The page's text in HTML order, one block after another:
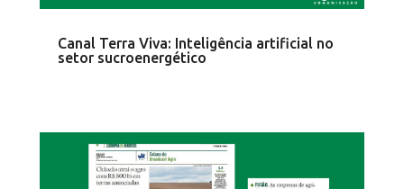
Canal Terra Viva: Inteligência artificial no
setor sucroenergético